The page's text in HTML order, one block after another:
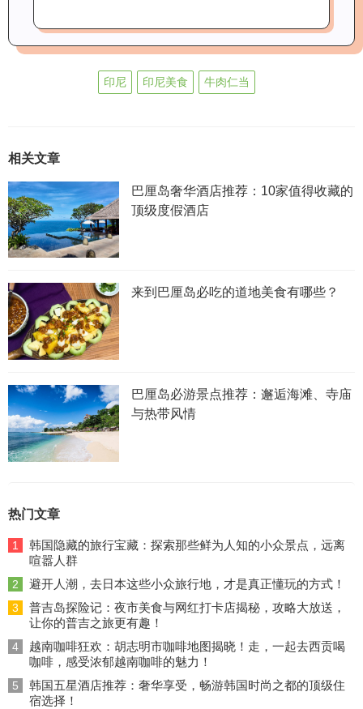
印尼 印尼美食 牛肉仁当
相关文章
巴厘岛奢华酒店推荐：10家值得收藏的
顶级度假酒店
来到巴厘岛必吃的道地美食有哪些？
巴厘岛必游景点推荐：邂逅海滩、寺庙
与热带风情
热门文章
1
韩国隐藏的旅行宝藏：探索那些鲜为人知的小众景点，远离
喧嚣人群
2 避开人潮，去日本这些小众旅行地，才是真正懂玩的方式！
3
普吉岛探险记：夜市美食与网红打卡店揭秘，攻略大放送，
让你的普吉之旅更有趣！
4
越南咖啡狂欢：胡志明市咖啡地图揭晓！走，一起去西贡喝
咖啡，感受浓郁越南咖啡的魅力！
5
韩国五星酒店推荐：奢华享受，畅游韩国时尚之都的顶级住
宿选择！